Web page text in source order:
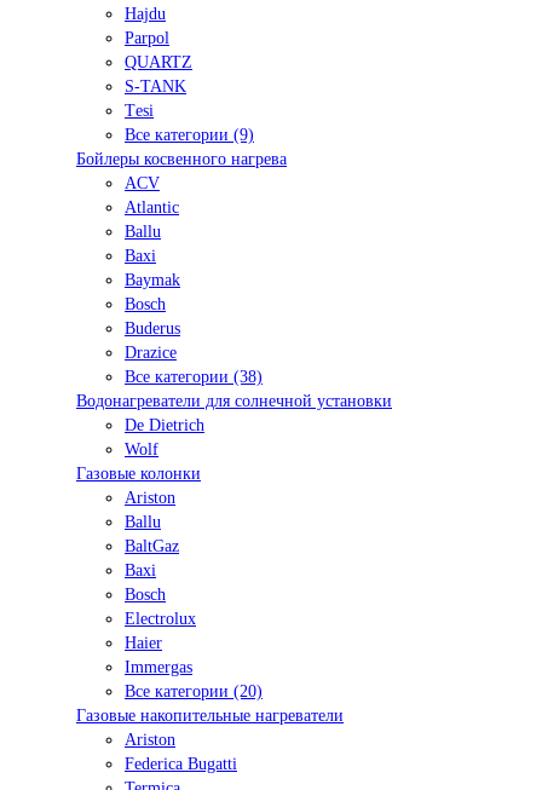
Hajdu
Parpol
QUARTZ
S-TANK
Tеsi
Все категории (9)
Бойлеры косвенного нагрева
ACV
Atlantic
Ballu
Baxi
Baymak
Bosch
Buderus
Drazice
Все категории (38)
Водонагреватели для солнечной установки
De Dietrich
Wolf
Газовые колонки
Ariston
Ballu
BaltGaz
Baxi
Bosсh
Electrolux
Haier
Immergas
Все категории (20)
Газовые накопительные нагреватели
Ariston
Federica Bugatti